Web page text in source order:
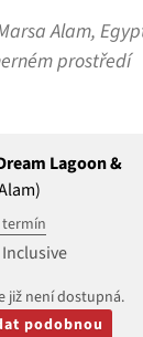
Alam,
prostředí
Lagoon &
již není dostupná.
podobnou